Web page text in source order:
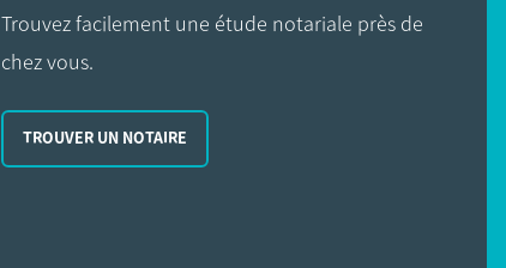
Trouvez facilement une étude notariale près de
chez vous.
TROUVER UN NOTAIRE